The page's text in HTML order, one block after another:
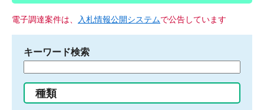
電子調達案件は、 入札情報公開システムで公告しています
キーワード検索
る
種類